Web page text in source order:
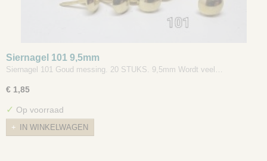
Siernagel 101 9,5mm
Siernagel 101 Goud messing. 20 STUKS. 9,5mm Wordt veel…
€ 1,85
✓ Op voorraad
IN WINKELWAGEN